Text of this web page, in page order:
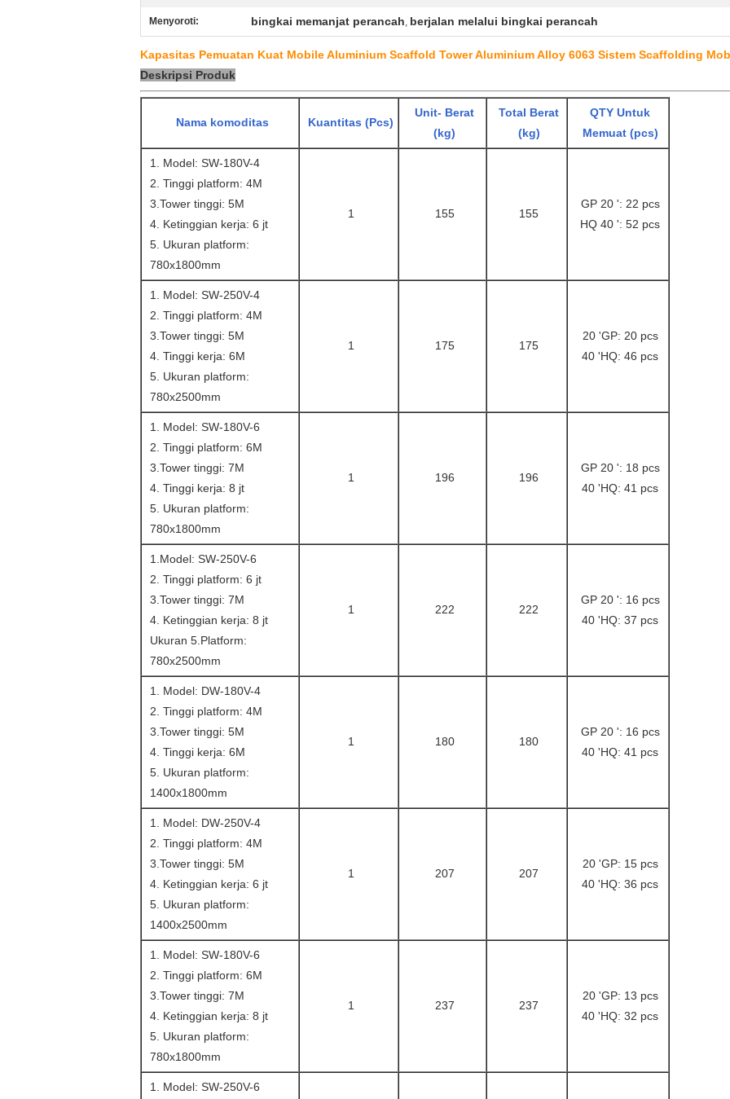
Menyoroti: bingkai memanjat perancah, berjalan melalui bingkai perancah
Kapasitas Pemuatan Kuat Mobile Aluminium Scaffold Tower Aluminium Alloy 6063 Sistem Scaffolding
Deskripsi Produk
Nama komoditas Kuantitas (Pcs)
Unit- Berat
(kg)
Total Berat
(kg)
QTY Untuk
Memuat (pcs)
1. Model: SW-180V-4
2. Tinggi platform: 4M
3.Tower tinggi: 5M
4. Ketinggian kerja: 6 jt
5. Ukuran platform:
780x1800mm
1 155 155
GP 20 ': 22 pcs
HQ 40 ': 52 pcs
1. Model: SW-250V-4
2. Tinggi platform: 4M
3.Tower tinggi: 5M
4. Tinggi kerja: 6M
5. Ukuran platform:
780x2500mm
1 175 175
20 'GP: 20 pcs
40 'HQ: 46 pcs
1. Model: SW-180V-6
2. Tinggi platform: 6M
3.Tower tinggi: 7M
4. Tinggi kerja: 8 jt
5. Ukuran platform:
780x1800mm
1 196 196
GP 20 ': 18 pcs
40 'HQ: 41 pcs
1.Model: SW-250V-6
2. Tinggi platform: 6 jt
3.Tower tinggi: 7M
4. Ketinggian kerja: 8 jt
Ukuran 5.Platform:
780x2500mm
1 222 222
GP 20 ': 16 pcs
40 'HQ: 37 pcs
1. Model: DW-180V-4
2. Tinggi platform: 4M
3.Tower tinggi: 5M
4. Tinggi kerja: 6M
5. Ukuran platform:
1400x1800mm
1 180 180
GP 20 ': 16 pcs
40 'HQ: 41 pcs
1. Model: DW-250V-4
2. Tinggi platform: 4M
3.Tower tinggi: 5M
4. Ketinggian kerja: 6 jt
5. Ukuran platform:
1400x2500mm
1 207 207
20 'GP: 15 pcs
40 'HQ: 36 pcs
1. Model: SW-180V-6
2. Tinggi platform: 6M
3.Tower tinggi: 7M
4. Ketinggian kerja: 8 jt
5. Ukuran platform:
780x1800mm
1 237 237
20 'GP: 13 pcs
40 'HQ: 32 pcs
1. Model: SW-250V-6